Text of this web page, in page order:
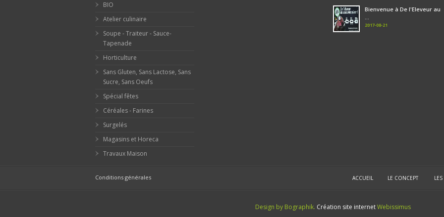
BIO
Atelier culinaire
Soupe - Traiteur - Sauce-
Tapenade
Horticulture
Sans Gluten, Sans Lactose, Sans
Sucre, Sans Oeufs
Spécial fêtes
Céréales - Farines
Surgelés
Magasins et Horeca
Travaux Maison
Bienvenue à De l'Eleveur au
...
2017-08-21
Conditions générales ACCUEIL LE CONCEPT
Design by Bographik. Création site internetWebissimus